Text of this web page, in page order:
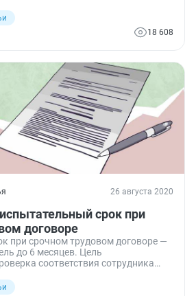
18 608
26 августа 2020
срок при
договоре
при срочном трудовом договоре —
до 6 месяцев. Цель
соответствия сотрудника